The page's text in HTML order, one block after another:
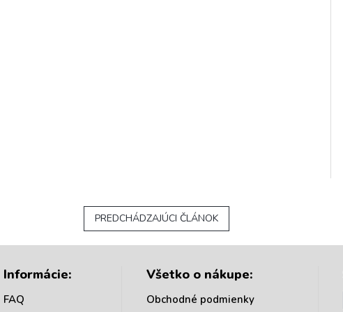
PREDCHÁDZAJÚCI ČLÁNOK
Informácie:
FAQ
Všetko o nákupe:
Obchodné podmienky